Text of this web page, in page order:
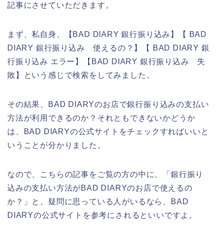
記事にさせていただきます。
まず、私自身、【BAD DIARY 銀行振り込み】【 BAD
DIARY 銀行振り込み 使えるの？】【 BAD DIARY 銀
行振り込み エラー】【BAD DIARY 銀行振り込み 失
敗】という感じで検索をしてみました。
その結果、BAD DIARYのお店で銀行振り込みの支払い
方法が利用できるのか？それともできないかどうか
は、BAD DIARYの公式サイトをチェックすればいいと
いうことが分かりました。
なので、こちらの記事をご覧の方の中に、「銀行振り
込みの支払い方法がBAD DIARYのお店で使えるの
か？」と、疑問に思っている人がいるなら、BAD
DIARYの公式サイトを参考にされるといいですよ。